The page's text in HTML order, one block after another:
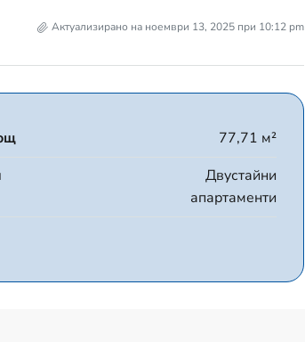
Актуализирано на ноември 13, 2025 при 10:12 pm
77,71 м²
Двустайни
апартаменти